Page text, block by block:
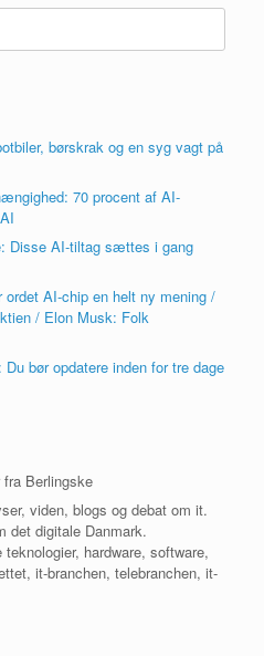
børskrak og en syg vagt på
70 procent af AI-
Disse AI-tiltag sættes i gang
ordet AI-chip en helt ny mening /
/ Elon Musk: Folk
bør opdatere inden for tre dage
Berlingske
viden, blogs og debat om it.
det digitale Danmark.
hardware, software,
it-branchen, telebranchen, it-